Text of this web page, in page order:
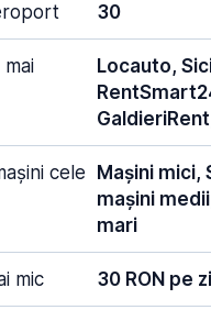
30
mai
Locauto,
cele
Mașini mici,
mașini
mari
mic 30 RON pe zi